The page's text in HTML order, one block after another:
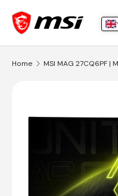
Skip to content
Search
Home MSI MAG 27CQ6PF |